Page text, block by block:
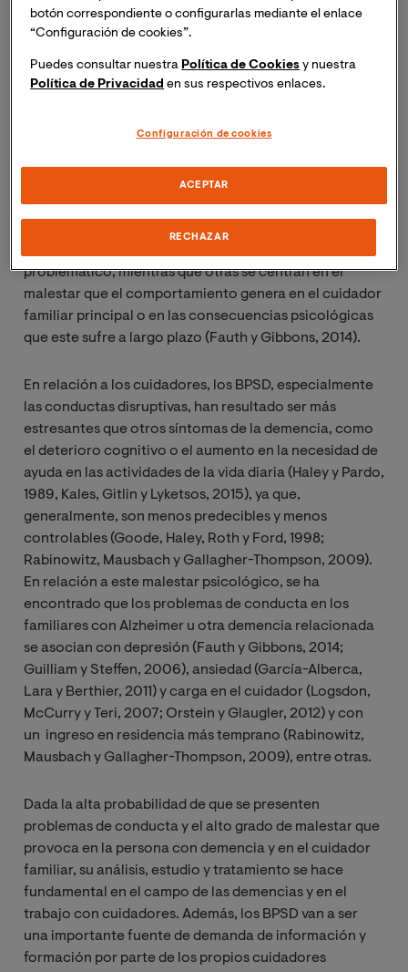
frases o preguntas”). Mungas, Weiler, Franzi y Henri
(1989) las categorizaron en agresiones físicas, agresión
clasificaron en tres dimensiones: problemas de
memoria (p.ej., olvida eventos recientes), conductas
depresivas (p. ej., “llora”).
Determinar qué conductas son más problemáticas va a
depender del concepto de “problemático” que se
problemático, mientras que otras se centran en el
malestar que el comportamiento genera en el cuidador
familiar principal o en las consecuencias psicológicas
que este sufre a largo plazo (Fauth y Gibbons, 2014).
En relación a los cuidadores, los BPSD, especialmente
las conductas disruptivas, han resultado ser más
estresantes que otros síntomas de la demencia, como
el deterioro cognitivo o el aumento en la necesidad de
ayuda en las actividades de la vida diaria (Haley y Pardo,
1989, Kales, Gitlin y Lyketsos, 2015), ya que,
generalmente, son menos predecibles y menos
controlables (Goode, Haley, Roth y Ford, 1998;
Rabinowitz, Mausbach y Gallagher-Thompson, 2009).
En relación a este malestar psicológico, se ha
encontrado que los problemas de conducta en los
familiares con Alzheimer u otra demencia relacionada
se asocian con depresión (Fauth y Gibbons, 2014;
Guilliam y Steffen, 2006), ansiedad (García-Alberca,
Lara y Berthier, 2011) y carga en el cuidador (Logsdon,
McCurry y Teri, 2007; Orstein y Glaugler, 2012) y con
un ingreso en residencia más temprano (Rabinowitz,
Mausbach y Gallagher-Thompson, 2009), entre otras.
Dada la alta probabilidad de que se presenten
problemas de conducta y el alto grado de malestar que
provoca en la persona con demencia y en el cuidador
familiar, su análisis, estudio y tratamiento se hace
fundamental en el campo de las demencias y en el
trabajo con cuidadores. Además, los BPSD van a ser
una importante fuente de demanda de información y
formación por parte de los propios cuidadores
botón correspondiente o configurarlas mediante el enlace
“Configuración de cookies”.
Puedes consultar nuestra Política de Cookies y nuestra
Política de Privacidad en sus respectivos enlaces.
Configuración de cookies
RECHAZAR
ACEPTAR